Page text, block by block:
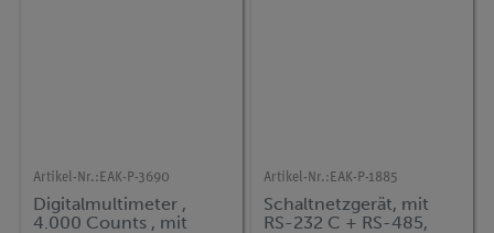
Artikel-Nr.: EAK-P-3690
Digitalmultimeter ,
4.000 Counts , mit
Artikel-Nr.: EAK-P-1885
Schaltnetzgerät, mit
RS-232 C + RS-485,